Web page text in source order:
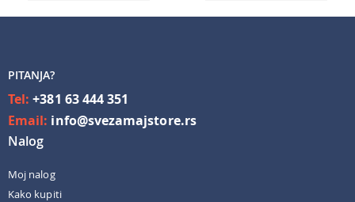
PITANJA?
Tel:+381 63 444 351
Email: info@svezamajstore.rs
Nalog
Moj nalog
Kako kupiti